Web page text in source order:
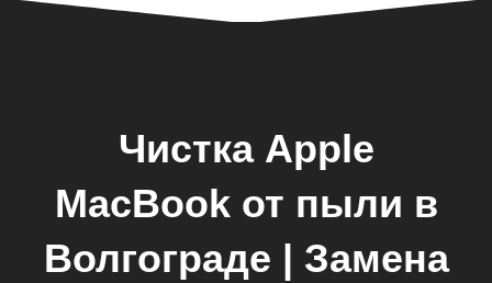
Чистка Apple
MacBook от пыли в
Волгограде | Замена